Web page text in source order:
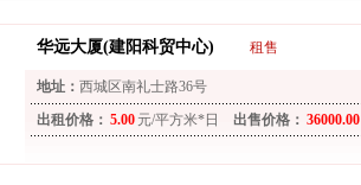
华远大厦(建阳科贸中心) 租售
地址： 西城区南礼士路36号
出租价格： 5.00 元/平方米*日 出售价格： 36000.00